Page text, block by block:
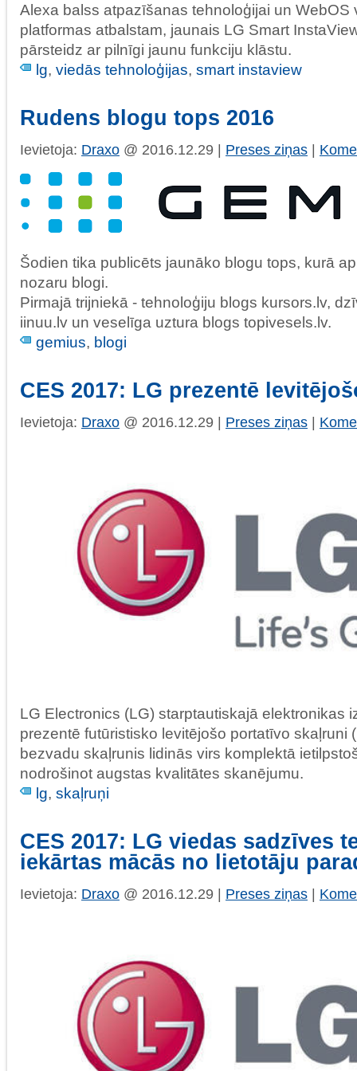
Alexa balss atpazīšanas tehnoloģijai un WebOS
platformas atbalstam, jaunais LG Smart
pārsteidz ar pilnīgi jaunu funkciju klāstu.
lg, viedās tehnoloģijas, smart instaview
Rudens blogu tops 2016
Ievietoja: Draxo @ 2016.12.29 | Preses ziņas
Šodien tika publicēts jaunāko blogu tops, kurā
nozaru blogi.
Pirmajā trijniekā - tehnoloģiju blogs kursors.lv,
iinuu.lv un veselīga uztura blogs topivesels.lv.
gemius, blogi
CES 2017: LG prezentē
Ievietoja: Draxo @ 2016.12.29 | Preses ziņas
LG Electronics (LG) starptautiskajā elektronikas
prezentē futūristisko levitējošo portatīvo skaļruni
bezvadu skaļrunis lidinās virs komplektā
nodrošinot augstas kvalitātes skanējumu.
lg, skaļruņi
CES 2017: LG viedas sadzīves
iekārtas mācās no lietotāju
Ievietoja: Draxo @ 2016.12.29 | Preses ziņas